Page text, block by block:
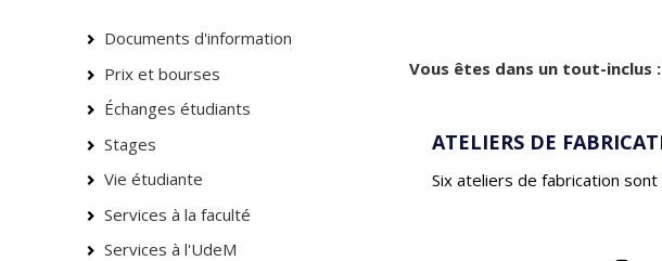
Vous êtes dans un tout-
ATELIERS DE
Six ateliers de fabrication
Documents d'information
Prix et bourses
Échanges étudiants
Stages
Vie étudiante
Services à la faculté
Services à l'UdeM